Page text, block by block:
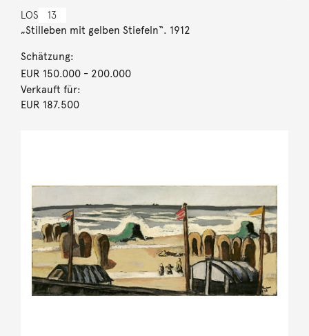
LOS 13
„Stilleben mit gelben Stiefeln“. 1912
Schätzung:
EUR 150.000- 200.000
Verkauft für:
EUR 187.500